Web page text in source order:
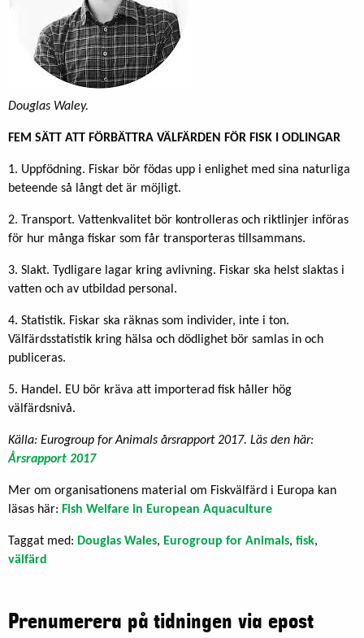
Douglas Waley.
FEM SÄTT ATT FÖRBÄTTRA VÄLFÄRDEN FÖR FISK I ODLINGAR
1. Uppfödning. Fiskar bör födas upp i enlighet med sina naturliga
beteende så långt det är möjligt.
2. Transport. Vattenkvalitet bör kontrolleras och riktlinjer införas
för hur många fiskar som får transporteras tillsammans.
3. Slakt. Tydligare lagar kring avlivning. Fiskar ska helst slaktas i
vatten och av utbildad personal.
4. Statistik. Fiskar ska räknas som individer, inte i ton.
Välfärdsstatistik kring hälsa och dödlighet bör samlas in och
publiceras.
5. Handel. EU bör kräva att importerad fisk håller hög
välfärdsnivå.
Källa: Eurogroup for Animals årsrapport 2017. Läs den här:
Årsrapport 2017
Mer om organisationens material om Fiskvälfärd i Europa kan
läsas här: Fish Welfare in European Aquaculture
Taggat med: Douglas Wales, Eurogroup for Animals, fisk,
välfärd
Prenumerera på tidningen via epost